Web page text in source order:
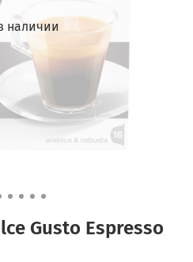
наличии
Gusto Espresso